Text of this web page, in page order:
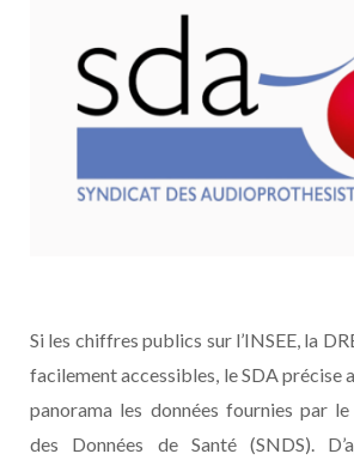
Si les chiffres publics sur l’INSEE, la
facilement accessibles, le SDA précise
panorama les données fournies par
des Données de Santé (SNDS).